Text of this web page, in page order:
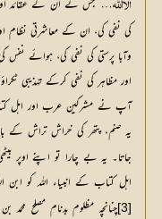
الا اللَّه
اور مظاہر کی نفی کرکے تہذیبی ٹکراؤ
آپ نے مشرکین عرب اور اہل کتاب
یہ صنم، پتھر کی خراش تراش کے
جاتا۔ یہ بے چارا تو اپنے اوپر
اہل کتاب کے انبیاء اللہ کو
[3]